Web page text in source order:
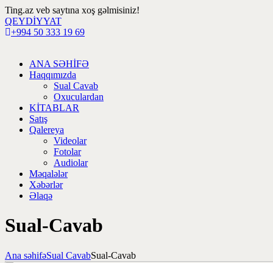
Ting.az veb saytına xoş gəlmisiniz!
QEYDİYYAT
+994 50 333 19 69
ANA SƏHİFƏ
Haqqımızda
Sual Cavab
Oxuculardan
KİTABLAR
Satış
Qalereya
Videolar
Fotolar
Audiolar
Məqalələr
Xəbərlər
Əlaqə
Sual-Cavab
Ana səhifəSual CavabSual-Cavab